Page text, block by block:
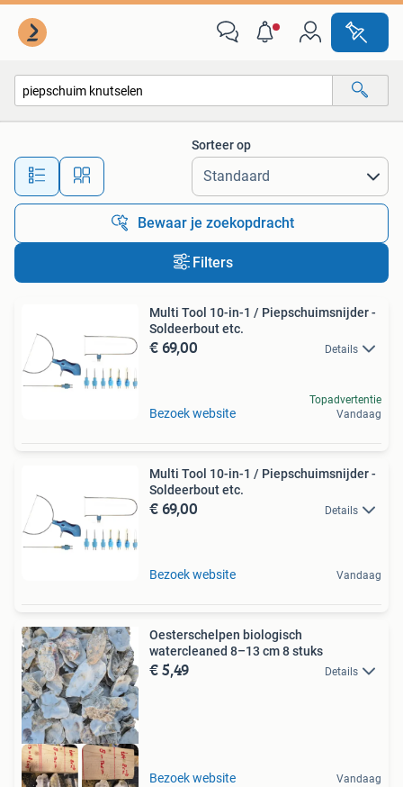
Alle afstanden…
Sorteer op
Bewaar je zoekopdracht
Filters
Multi Tool 10-in-1 / Piepschuimsnijder -
Soldeerbout etc.
€ 69,00 Details
Bezoek website
Topadvertentie
Vandaag
Multi Tool 10-in-1 / Piepschuimsnijder -
Soldeerbout etc.
€ 69,00 Details
Bezoek website Vandaag
Oesterschelpen biologisch
watercleaned 8–13 cm 8 stuks
€ 5,49 Details
Bezoek website Vandaag